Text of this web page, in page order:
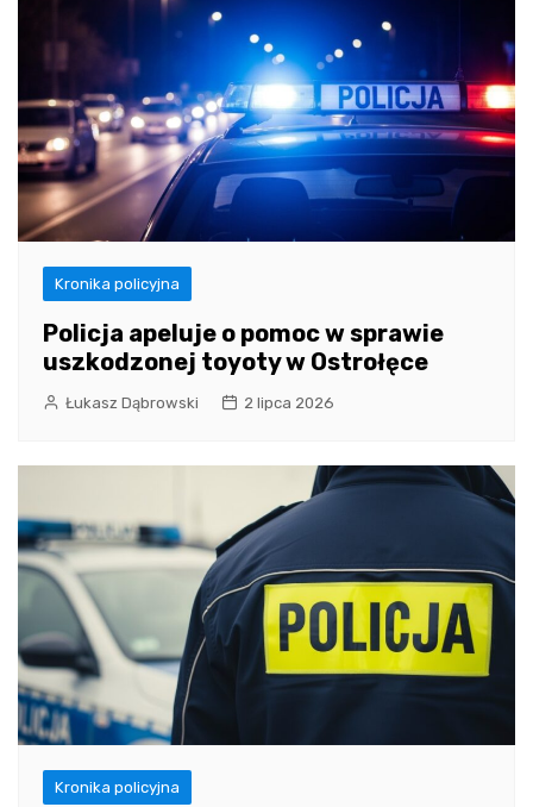
Kronika policyjna
Policja apeluje o pomoc w sprawie
uszkodzonej toyoty w Ostrołęce
Łukasz Dąbrowski 2 lipca 2026
Kronika policyjna